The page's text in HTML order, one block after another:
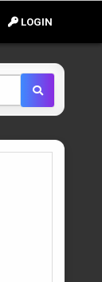
LOGIN